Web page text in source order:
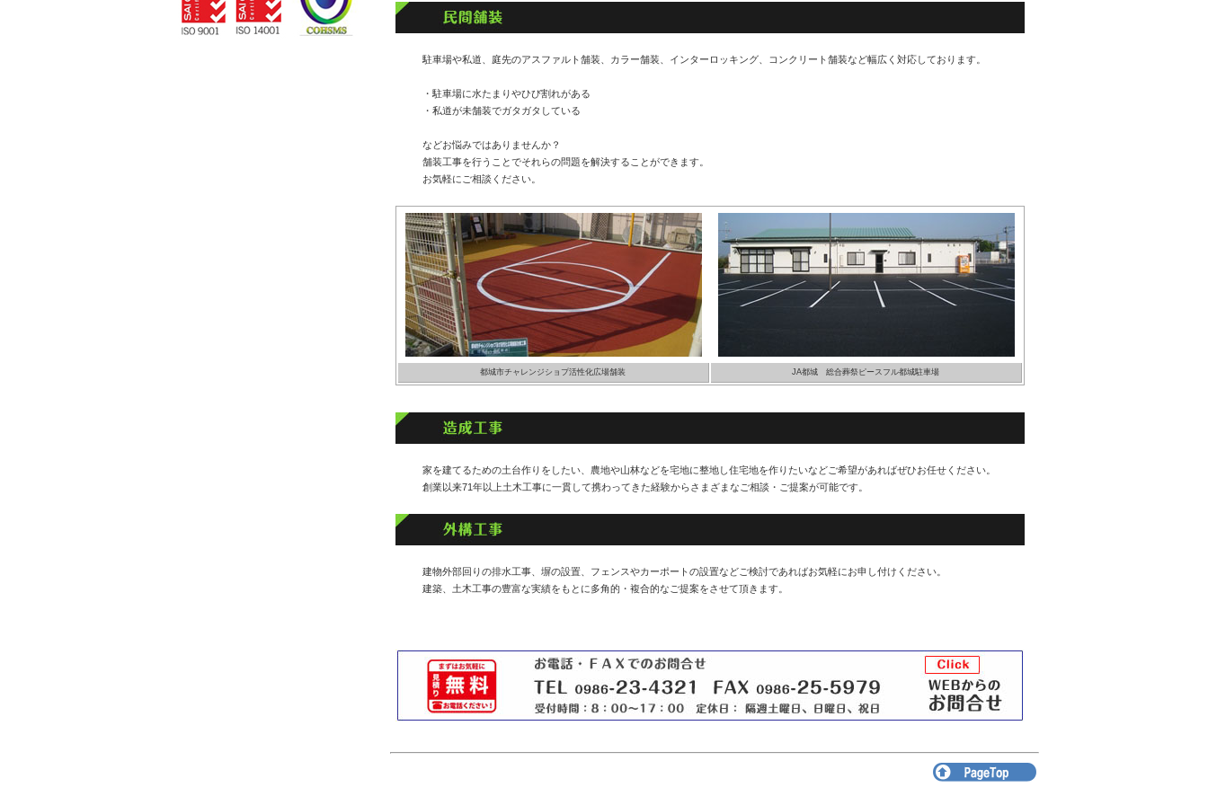
駐車場や私道、庭先のアスファルト舗装、カラー舗装、インターロッキング、コンクリート舗装など幅広く対応しております。
・駐車場に水たまりやひび割れがある
・私道が未舗装でガタガタしている
などお悩みではありませんか？
舗装工事を行うことでそれらの問題を解決することができます。
お気軽にご相談ください。
都城市チャレンジショプ活性化広場舗装 JA都城 総合葬祭ピースフル都城駐車場
家を建てるための土台作りをしたい、農地や山林などを宅地に整地し住宅地を作りたいなどご希望があればぜひお任せください。
創業以来71年以上土木工事に一貫して携わってきた経験からさまざまなご相談・ご提案が可能です。
建物外部回りの排水工事、塀の設置、フェンスやカーポートの設置などご検討であればお気軽にお申し付けください。
建築、土木工事の豊富な実績をもとに多角的・複合的なご提案をさせて頂きます。